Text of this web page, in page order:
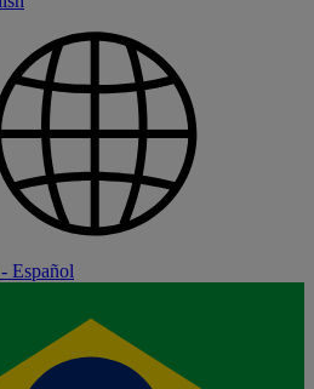
Español